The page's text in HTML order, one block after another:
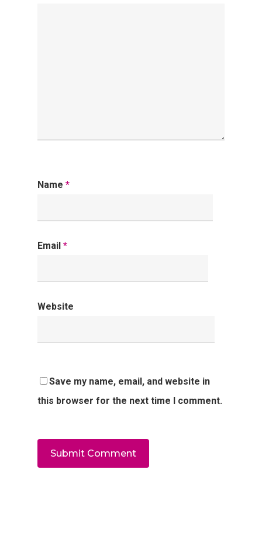
Name *
Email *
Website
Save my name, email, and website in
this browser for the next time I comment.